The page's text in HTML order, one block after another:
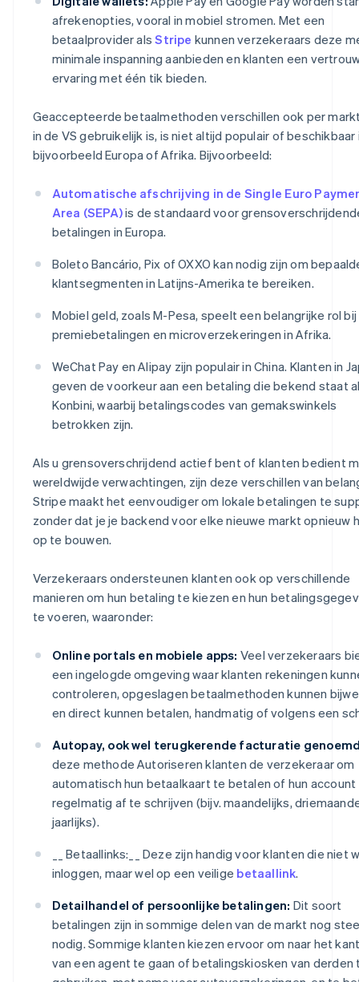
afrekenopties, vooral in mobiel stromen. Met een
betaalprovider alsStripe kunnen verzekeraars deze
minimale inspanning aanbieden en klanten een
ervaring met één tik bieden.
Geaccepteerde betaalmethoden verschillen ook per
in de VS gebruikelijk is, is niet altijd populair of beschikbaar
bijvoorbeeld Europa of Afrika. Bijvoorbeeld:
Automatische afschrijving in de Single Euro
Area (SEPA)is de standaard voor
betalingen in Europa.
Boleto Bancário, Pix of OXXO kan nodig zijn om
klantsegmenten in Latijns-Amerika te bereiken.
Mobiel geld, zoals M-Pesa, speelt een belangrijke rol bij
premiebetalingen en microverzekeringen in Afrika.
WeChat Pay en Alipay zijn populair in China. Klanten in
geven de voorkeur aan een betaling die bekend staat
Konbini, waarbij betalingscodes van gemakswinkels
betrokken zijn.
Als u grensoverschrijdend actief bent of klanten bedient
wereldwijde verwachtingen, zijn deze verschillen van
Stripe maakt het eenvoudiger om lokale betalingen te
zonder dat je je backend voor elke nieuwe markt opnieuw
op te bouwen.
Verzekeraars ondersteunen klanten ook op verschillende
manieren om hun betaling te kiezen en hun
te voeren, waaronder:
Online portals en mobiele apps: Veel verzekeraars
een ingelogde omgeving waar klanten rekeningen
controleren, opgeslagen betaalmethoden kunnen
en direct kunnen betalen, handmatig of volgens een
Autopay, ook wel terugkerende facturatie
deze methode Autoriseren klanten de verzekeraar om
automatisch hun betaalkaart te betalen of hun account
regelmatig af te schrijven (bijv. maandelijks,
jaarlijks).
__ Betaallinks:__ Deze zijn handig voor klanten die niet
inloggen, maar wel op een veilige betaallink.
Detailhandel of persoonlijke betalingen: Dit soort
betalingen zijn in sommige delen van de markt nog
nodig. Sommige klanten kiezen ervoor om naar het
van een agent te gaan of betalingskiosken van derden